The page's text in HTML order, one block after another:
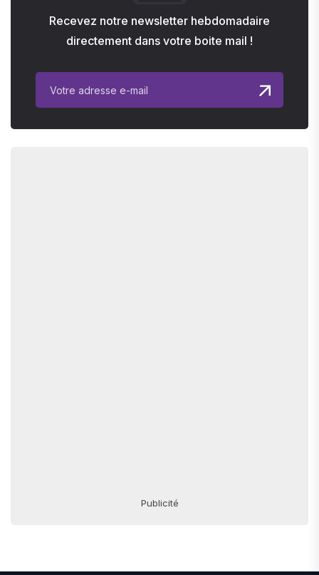
Recevez notre newsletter hebdomadaire
directement dans votre boite mail !
Publicité